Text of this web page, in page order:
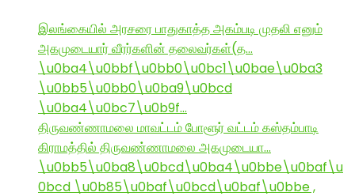
இலங்கையில் அரசரை பாதுகாத்த அகம்படி முதலி எனும்
அகமுடையார் வீரர்களின் தலைவர்கள்(த…
\u0ba4\u0bbf\u0bb0\u0bc1\u0bae\u0ba3
\u0bb5\u0bb0\u0ba9\u0bcd
\u0ba4\u0bc7\u0b9f…
திருவண்ணாமலை மாவட்டம் போளூர் வட்டம் கஸ்தம்பாடி
கிராமத்தில் திருவண்ணாமலை அகமுடையா…
\u0bb5\u0ba8\u0bcd\u0ba4\u0bbe\u0baf\u
0bcd \u0b85\u0baf\u0bcd\u0baf\u0bbe ,